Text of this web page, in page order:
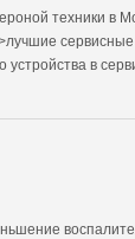
техники в
в